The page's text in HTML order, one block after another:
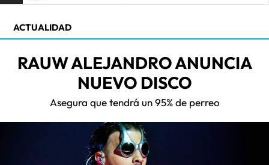
ACTUALIDAD
RAUW ALEJANDRO ANUNCIA
NUEVO DISCO
Asegura que tendrá un 95% de perreo